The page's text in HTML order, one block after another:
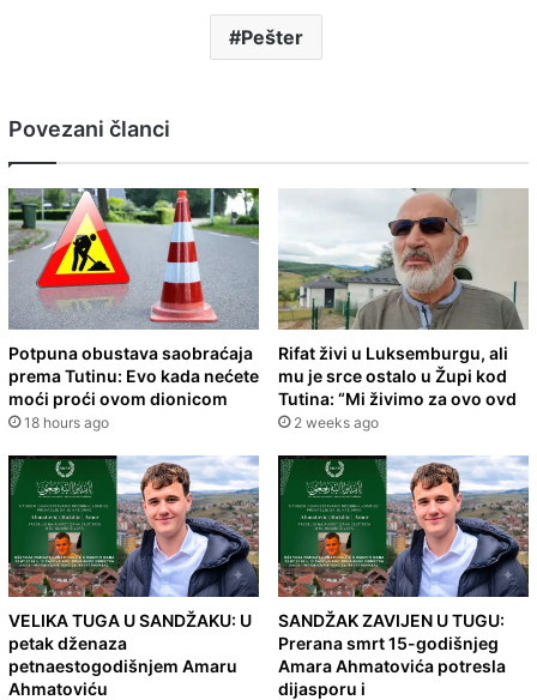
Pešter
Povezani članci
Potpuna obustava saobraćaja
prema Tutinu: Evo kada nećete
moći proći ovom dionicom
18 hours ago
Rifat živi u Luksemburgu, ali
mu je srce ostalo u Župi kod
Tutina: “Mi živimo za ovo ovd
2 weeks ago
VELIKA TUGA U SANDŽAKU: U
petak dženaza
petnaestogodišnjem Amaru
Ahmatoviću
SANDŽAK ZAVIJEN U TUGU:
Prerana smrt 15-godišnjeg
Amara Ahmatovića potresla
dijasporu i